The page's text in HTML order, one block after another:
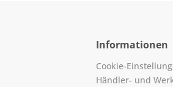
Informationen
Cookie-
Händler- und